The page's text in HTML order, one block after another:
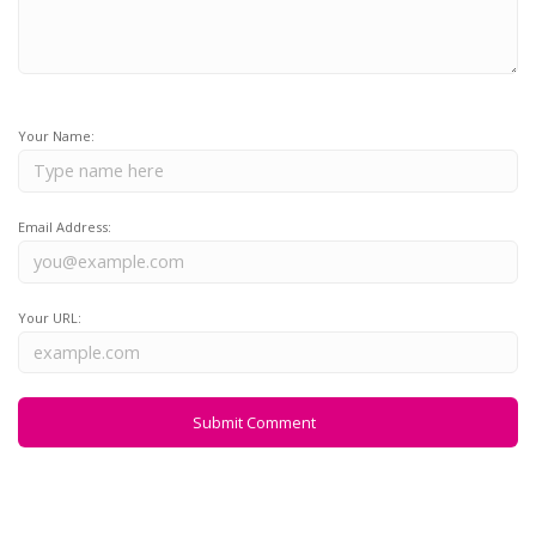
Your Name:
Email Address:
Your URL: